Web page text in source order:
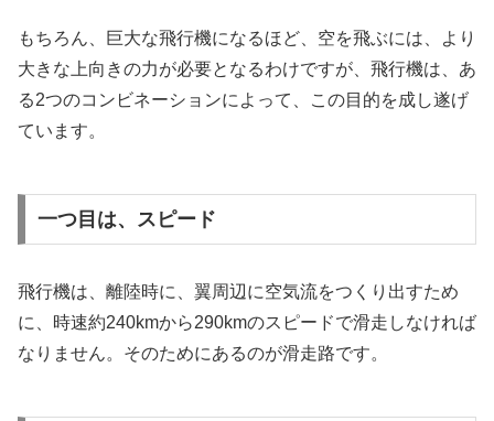
もちろん、巨大な飛行機になるほど、空を飛ぶには、より
大きな上向きの力が必要となるわけですが、飛行機は、あ
る2つのコンビネーションによって、この目的を成し遂げ
ています。
一つ目は、スピード
飛行機は、離陸時に、翼周辺に空気流をつくり出すため
に、時速約240kmから290kmのスピードで滑走しなければ
なりません。そのためにあるのが滑走路です。